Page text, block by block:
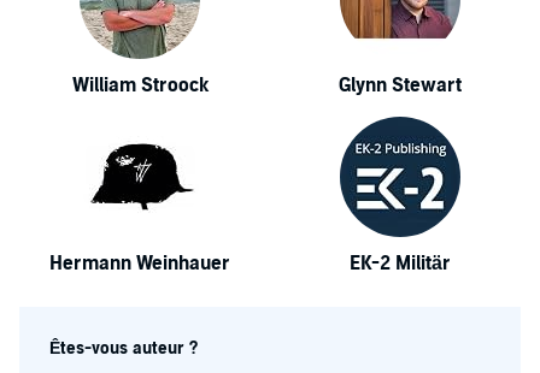
William Stroock Glynn Stewart
Hermann Weinhauer EK-2 Militär
Êtes-vous auteur ?